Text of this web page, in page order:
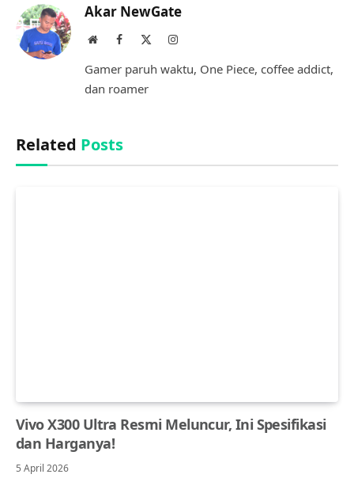
Akar NewGate
WebsiteFacebook Instagram
Gamer paruh waktu, One Piece, coffee addict,
dan roamer
Related Posts
Vivo X300 Ultra Resmi Meluncur, Ini Spesifikasi
dan Harganya!
5 April 2026